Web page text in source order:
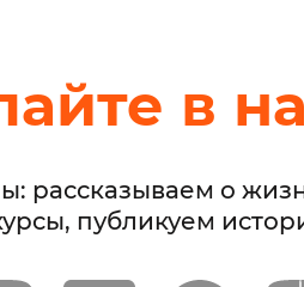
в
рассказываем о
публикуем